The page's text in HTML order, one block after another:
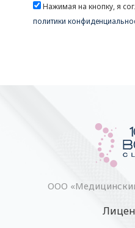
Нажимая на кнопку, я
политики
ООО